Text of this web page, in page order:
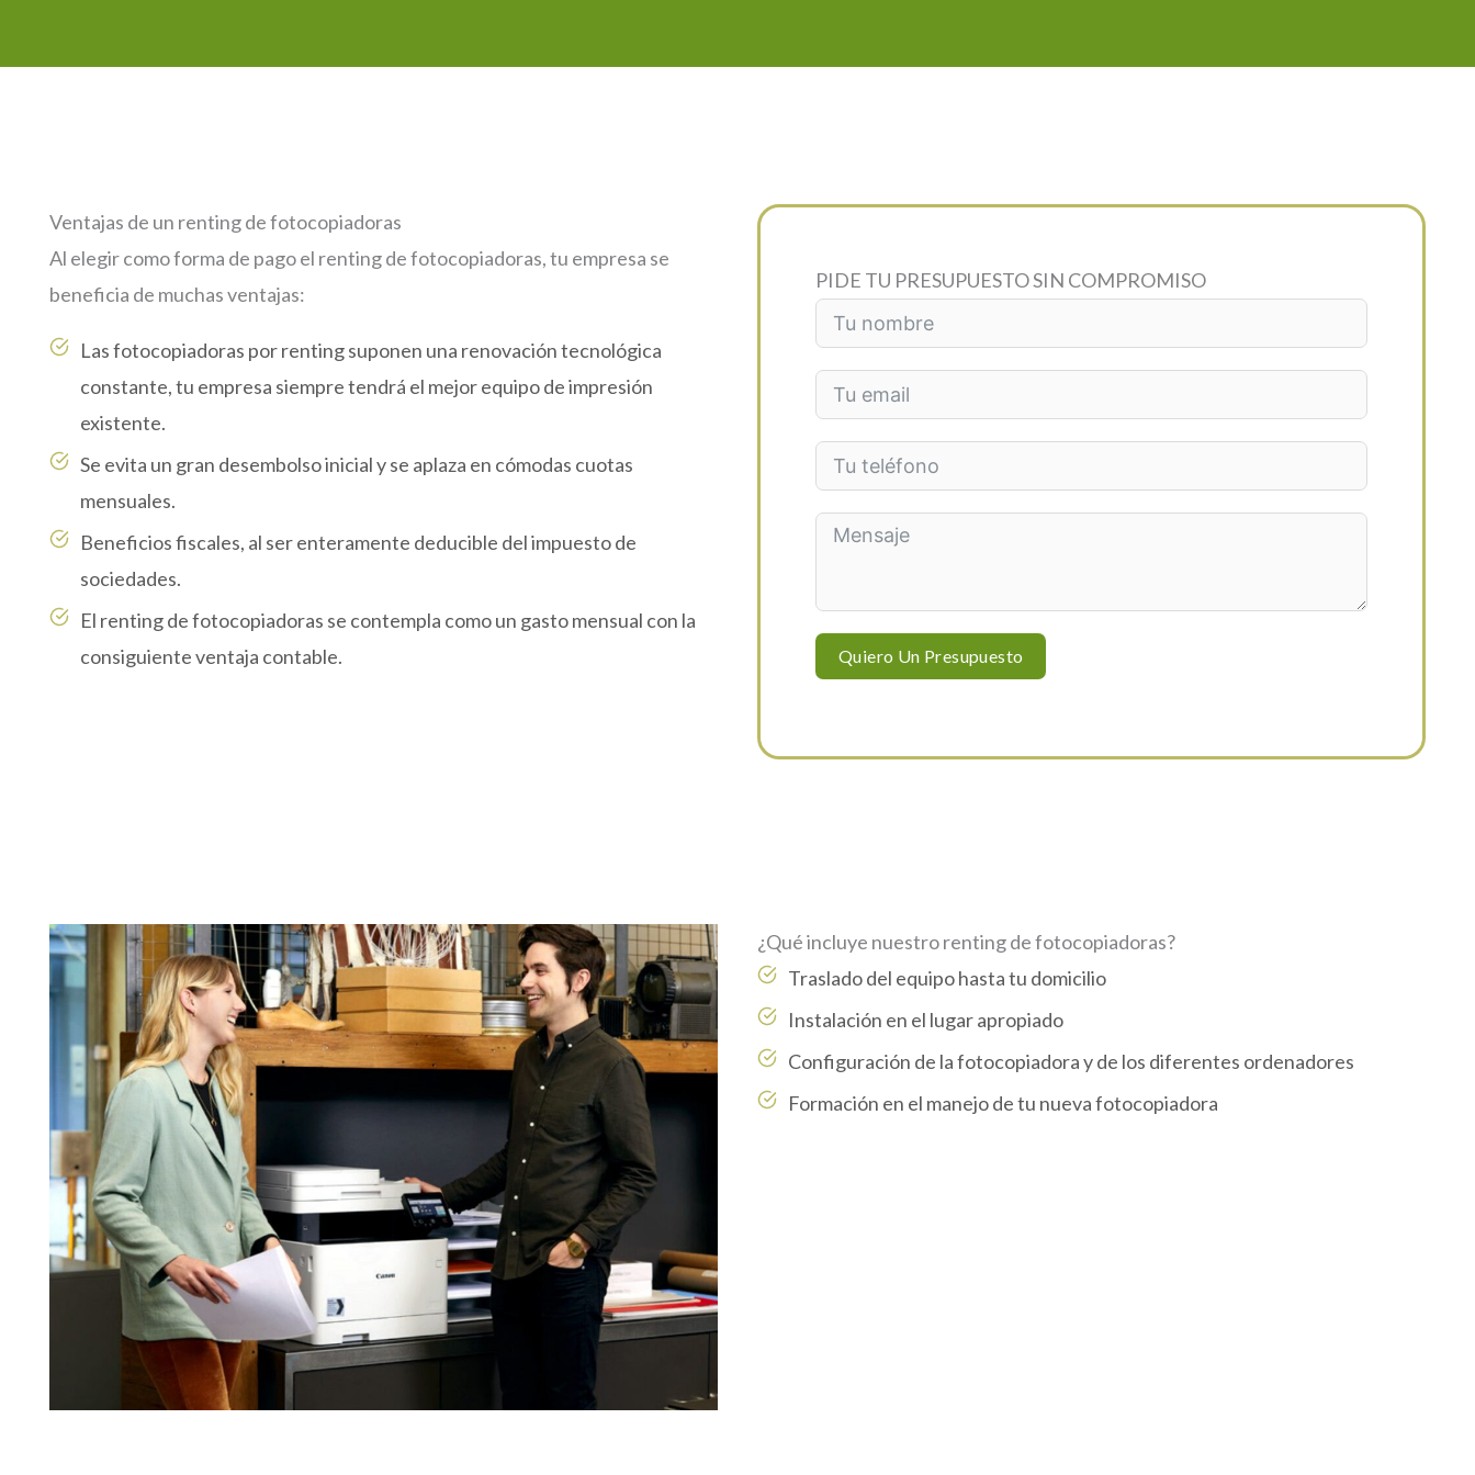
Ventajas de un renting de fotocopiadoras
Al elegir como forma de pago el renting de fotocopiadoras, tu empresa se
beneficia de muchas ventajas:
Las fotocopiadoras por renting suponen una renovación tecnológica
constante, tu empresa siempre tendrá el mejor equipo de impresión
existente.
Se evita un gran desembolso inicial y se aplaza en cómodas cuotas
mensuales.
Beneficios fiscales, al ser enteramente deducible del impuesto de
sociedades.
El renting de fotocopiadoras se contempla como un gasto mensual con la
consiguiente ventaja contable.
PIDE TU PRESUPUESTO SIN COMPROMISO
Quiero Un Presupuesto
¿Qué incluye nuestro renting de fotocopiadoras?
Traslado del equipo hasta tu domicilio
Instalación en el lugar apropiado
Configuración de la fotocopiadora y de los diferentes ordenadores
Formación en el manejo de tu nueva fotocopiadora